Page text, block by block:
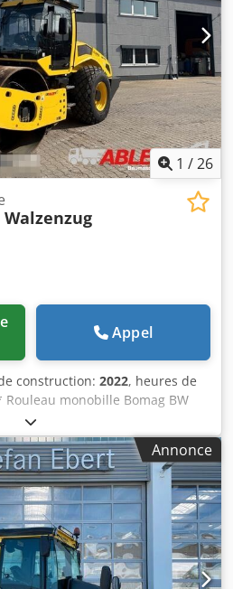
Besoin de photos ?
les enverrons rapidement.
pouvons vous assister en
allemand, espagnol et
gamme de machines fiables.
1 /26
Walzenzug
Appel
construction: 2022, heures de
Rouleau monobille Bomag BW
heures * Euro 5 * 12 500–14
Dsck * Moteur Deutz 95 kW *
26IND * COMME NEUF !Annonce